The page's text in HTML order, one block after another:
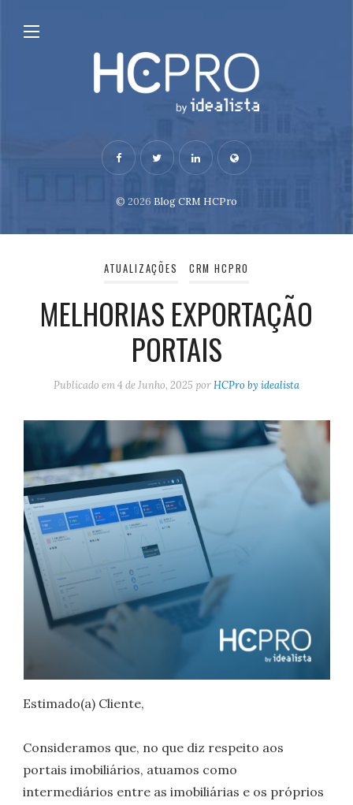
© 2026 Blog CRM HCPro
ATUALIZAÇÕES CRM HCPRO
MELHORIAS EXPORTAÇÃO
PORTAIS
Publicado em4 de Junho, 2025 porHCPro by idealista
Estimado(a) Cliente,
Consideramos que, no que diz respeito aos
portais imobiliários, atuamos como
intermediários entre as imobiliárias e os próprios